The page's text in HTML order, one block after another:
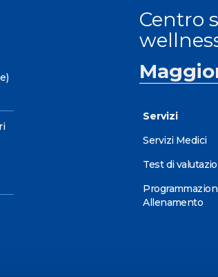
Centro
Servizi
Servizi Medici
Test di
Allenamento